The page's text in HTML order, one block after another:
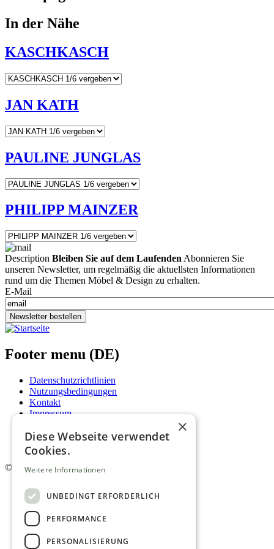
In der Nähe
KASCHKASCH
JAN KATH
PAULINE JUNGLAS
PHILIPP MAINZER
Description Bleiben Sie auf dem Laufenden Abonnieren Sie
unseren Newsletter, um regelmäßig die aktuellsten Informationen
rund um die Themen Möbel & Design zu erhalten.
E-Mail
Newsletter bestellen
Footer menu (DE)
Datenschutzrichtlinien
Nutzungsbedingungen
Kontakt
Impressum
AGB
Newsletter
© 2026. Alle Rechte vorbehalten.
×
Diese Webseite verwendet
Cookies.
Weitere Informationen
UNBEDINGT ERFORDERLICH
PERFORMANCE
PERSONALISIERUNG